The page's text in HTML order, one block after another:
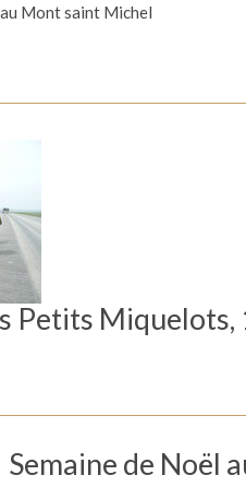
Mont saint Michel
Petits
Semaine de Noël